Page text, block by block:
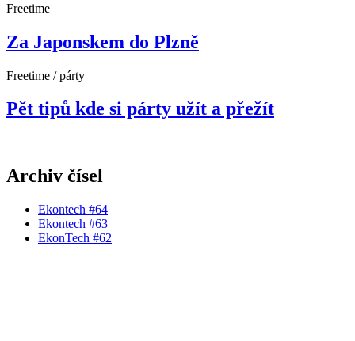
Freetime
Za Japonskem do Plzně
Freetime / párty
Pět tipů kde si párty užít a přežít
Archiv čísel
Ekontech #64
Ekontech #63
EkonTech #62